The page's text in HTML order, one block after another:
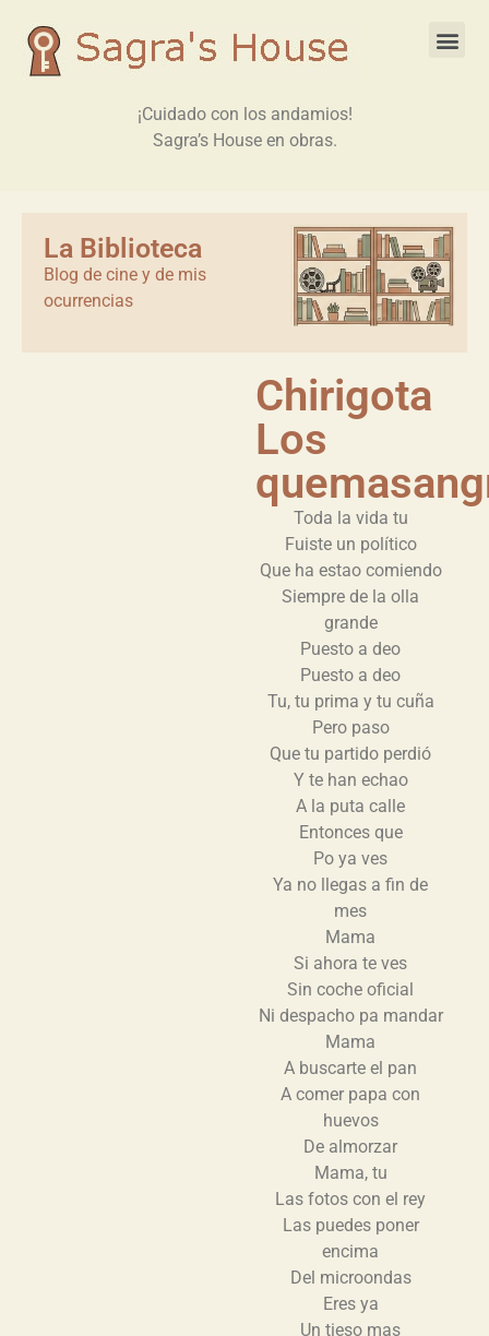
¡Cuidado con los andamios!
Sagra’s House en obras.
La Biblioteca
Blog de cine y de mis
ocurrencias
Chirigota
Los
Toda la vida tu
Fuiste un político
Que ha estao comiendo
Siempre de la olla
grande
Puesto a deo
Puesto a deo
Tu, tu prima y tu cuña
Pero paso
Que tu partido perdió
Y te han echao
A la puta calle
Entonces que
Po ya ves
Ya no llegas a fin de
mes
Mama
Si ahora te ves
Sin coche oficial
Ni despacho pa mandar
Mama
A buscarte el pan
A comer papa con
huevos
De almorzar
Mama, tu
Las fotos con el rey
Las puedes poner
encima
Del microondas
Eres ya
Un tieso mas